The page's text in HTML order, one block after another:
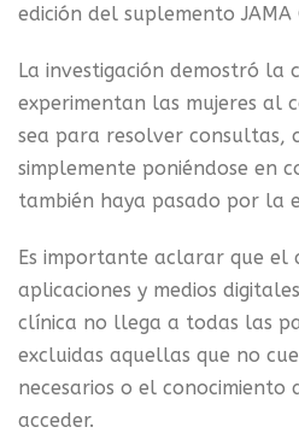
edición del suplemento JAMA
La investigación demostró la
experimentan las mujeres al
sea para resolver consultas,
simplemente poniéndose en
también haya pasado por la
Es importante aclarar que el
aplicaciones y medios
clínica no llega a todas las
excluidas aquellas que no
necesarios o el
acceder.